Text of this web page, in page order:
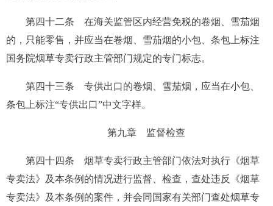
第四十二条 在海关监管区内经营免税的卷烟、雪茄烟
的，只能零售，并应当在卷烟、雪茄烟的小包、条包上标注
国务院烟草专卖行政主管部门规定的专门标志。
第四十三条 专供出口的卷烟、雪茄烟，应当在小包、
条包上标注“专供出口”中文字样。
第九章 监督检查
第四十四条 烟草专卖行政主管部门依法对执行《烟草
专卖法》及本条例的情况进行监督、检查，查处违反《烟草
专卖法》及本条例的案件，并会同国家有关部门查处烟草专